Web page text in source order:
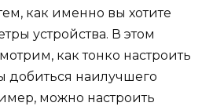
как именно вы хотите
устройства. В этом
как тонко настроить
добиться наилучшего
можно настроить